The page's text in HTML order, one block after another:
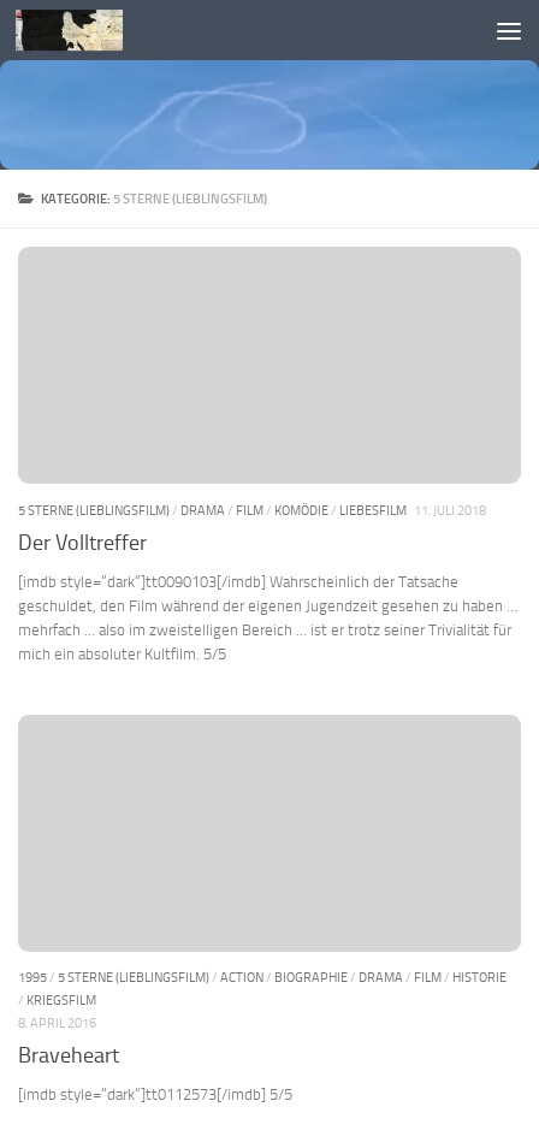
Skip to content
KATEGORIE: 5 STERNE (LIEBLINGSFILM)
5 STERNE (LIEBLINGSFILM)/ DRAMA / FILM/ KOMÖDIE/ LIEBESFILM 11. JULI 2018
Der Volltreffer
[imdb style=“dark“]tt0090103[/imdb] Wahrscheinlich der Tatsache
geschuldet, den Film während der eigenen Jugendzeit gesehen zu haben …
mehrfach … also im zweistelligen Bereich … ist er trotz seiner Trivialität für
mich ein absoluter Kultfilm. 5/5
1995/ 5 STERNE (LIEBLINGSFILM)/ ACTION/ BIOGRAPHIE/ DRAMA / FILM/ HISTORIE
/ KRIEGSFILM
8. APRIL 2016
Braveheart
[imdb style=“dark“]tt0112573[/imdb] 5/5